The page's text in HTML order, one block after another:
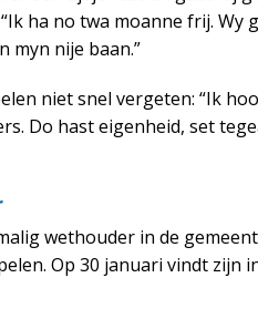
ha no twa moanne frij.
myn nije baan.”
niet snel vergeten: “Ik
Do hast eigenheid, set
wethouder in de
Op 30 januari vindt zijn